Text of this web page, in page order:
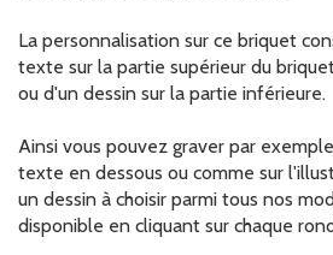
La personnalisation sur ce briquet
texte sur la partie supérieur du
ou d'un dessin sur la partie inférieure.
Ainsi vous pouvez graver par
texte en dessous ou comme sur
un dessin à choisir parmi tous nos
disponible en cliquant sur chaque